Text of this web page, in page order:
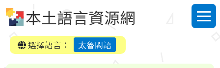
本土語言資源網
選單
選擇語言：
太魯閣語